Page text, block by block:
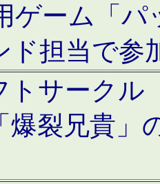
ゲーム「
ド担当で参
トサークル
爆裂兄貴」